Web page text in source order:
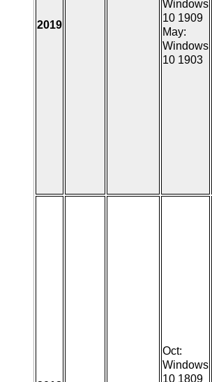
2019
Windows
10 1909
May:
Windows
10 1903
Oct:
Windows
10 1809